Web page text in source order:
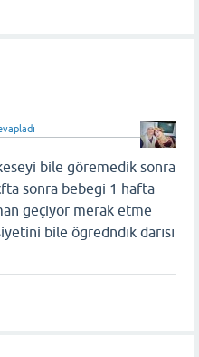
bile göremedik sonra
sonra bebegi 1 hafta
geçiyor merak etme
bile ögredndık darısı